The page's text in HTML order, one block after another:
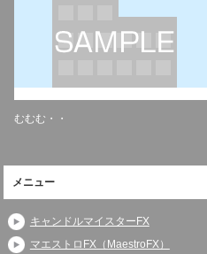
むむむ・・
メニュー
キャンドルマイスターFX
マエストロFX（MaestroFX）